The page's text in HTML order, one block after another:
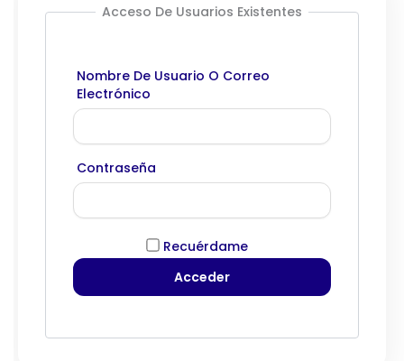
Acceso De Usuarios Existentes
Nombre De Usuario O Correo
Electrónico
Contraseña
Recuérdame